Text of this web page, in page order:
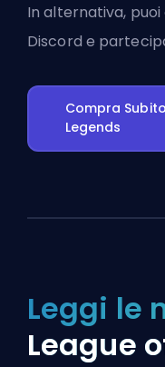
In alternativa, puoi
Discord e
Compra
Legends
Leggi le
League